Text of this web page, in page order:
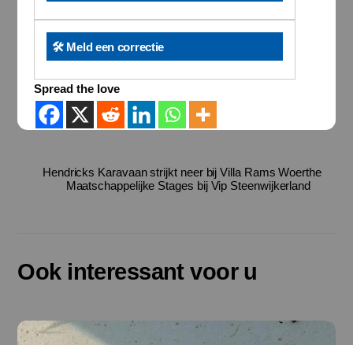
🛠️ Meld een correctie
Spread the love
Hendricks Karavaan strijkt neer bij Villa Rams Woerthe
Maatschappelijke Stages bij Vip Steenwijkerland
Ook interessant voor u